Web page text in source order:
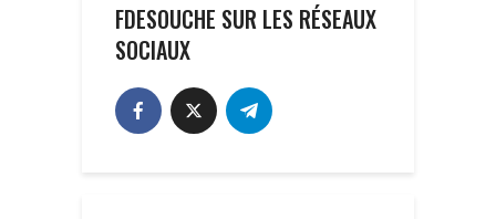
FDESOUCHE SUR LES RÉSEAUX
SOCIAUX